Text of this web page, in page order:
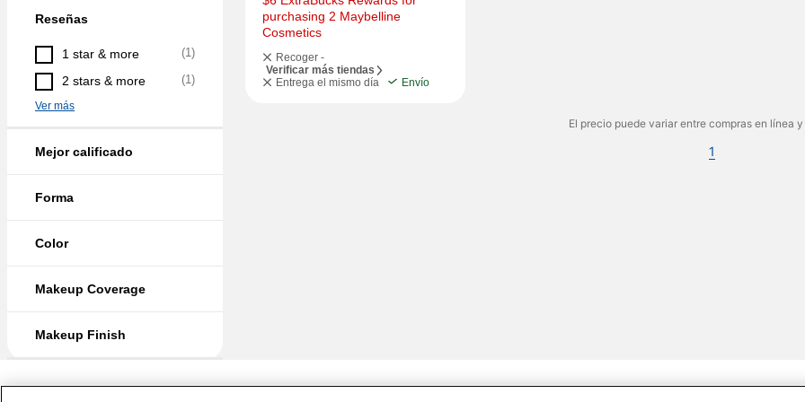
Reseñas
1 star & more (1)
2 stars & more (1)
Ver más
Mejor calificado
Forma
Color
Makeup Coverage
Makeup Finish
purchasing 2 Maybelline
Cosmetics
Recoger -
Verificar más tiendas
Entrega el mismo día
Envío
El precio puede variar entre compras en línea
1